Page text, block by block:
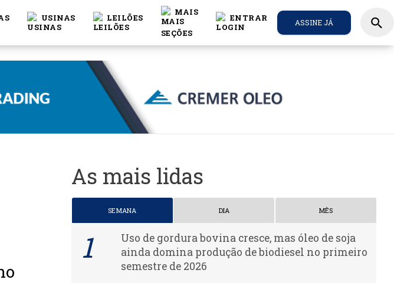
USINAS LEILÕES
MAIS
ENTRAR ASSINE JÁ search
As mais lidas
SEMANA DIA MÊS
Uso de gordura bovina cresce, mas óleo de soja
ainda domina produção de biodiesel no primeiro
semestre de 2026